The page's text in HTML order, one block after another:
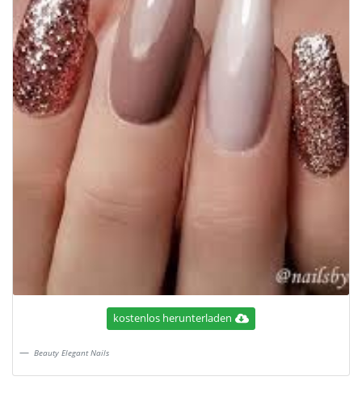
kostenlos herunterladen
Beauty Elegant Nails